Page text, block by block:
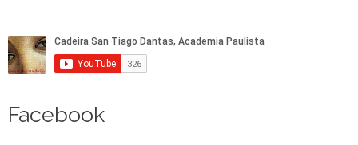
Facebook